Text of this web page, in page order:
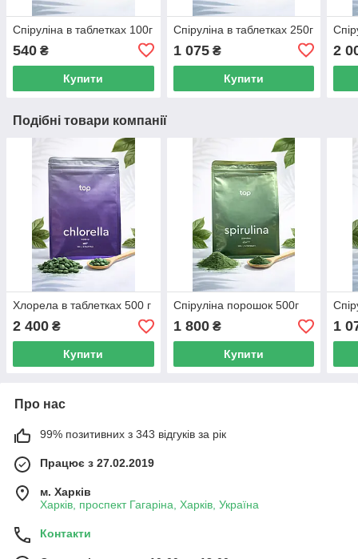
Спіруліна в таблетках 100г
540 ₴
Купити
Спіруліна в таблетках 250г
1 075₴
Купити
2
Подібні товари компанії
Хлорела в таблетках 500 г
2 400 ₴
Купити
Спіруліна порошок 500г
1 800₴
Купити
1
Про нас
99% позитивних з 343 відгуків за рік
Працює з 27.02.2019
м. Харків
Харків, проспект Гагаріна, Харків, Україна
Контакти